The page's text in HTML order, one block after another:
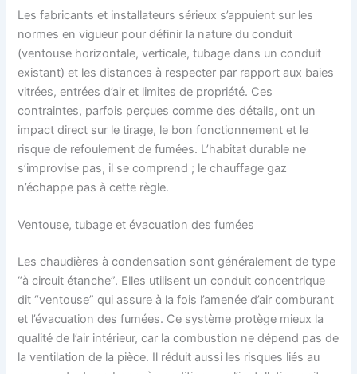
Les fabricants et installateurs sérieux s’appuient sur les
normes en vigueur pour définir la nature du conduit
(ventouse horizontale, verticale, tubage dans un conduit
existant) et les distances à respecter par rapport aux baies
vitrées, entrées d’air et limites de propriété. Ces
contraintes, parfois perçues comme des détails, ont un
impact direct sur le tirage, le bon fonctionnement et le
risque de refoulement de fumées. L’habitat durable ne
s’improvise pas, il se comprend ; le chauffage gaz
n’échappe pas à cette règle.
Ventouse, tubage et évacuation des fumées
Les chaudières à condensation sont généralement de type
“à circuit étanche”. Elles utilisent un conduit concentrique
dit “ventouse” qui assure à la fois l’amenée d’air comburant
et l’évacuation des fumées. Ce système protège mieux la
qualité de l’air intérieur, car la combustion ne dépend pas de
la ventilation de la pièce. Il réduit aussi les risques liés au